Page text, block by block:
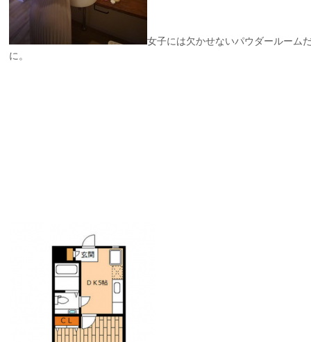
女子には欠かせないパウダールーム
に。